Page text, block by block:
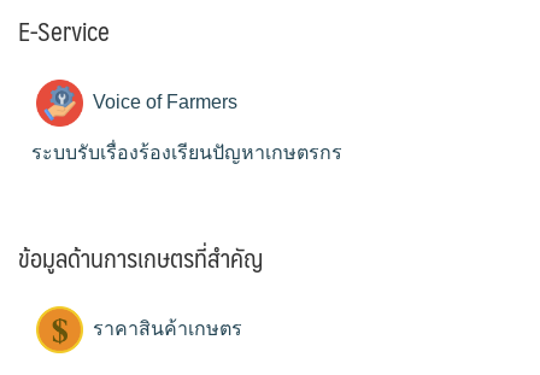
E-Service
Voice of Farmers
ระบบรับเรื่องร้องเรียนปัญหาเกษตรกร
ข้อมูลด้านการเกษตรที่สำคัญ
ราคาสินค้าเกษตร